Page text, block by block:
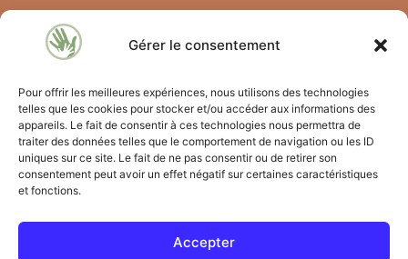
Gérer le consentement
Pour offrir les meilleures expériences, nous utilisons des technologies
telles que les cookies pour stocker et/ou accéder aux informations des
appareils. Le fait de consentir à ces technologies nous permettra de
traiter des données telles que le comportement de navigation ou les ID
uniques sur ce site. Le fait de ne pas consentir ou de retirer son
consentement peut avoir un effet négatif sur certaines caractéristiques
et fonctions.
Accepter
Formations
Santé & Rééducation
Médico-social spécialisé
Maternité & Néonatologie
Toutes nos formations